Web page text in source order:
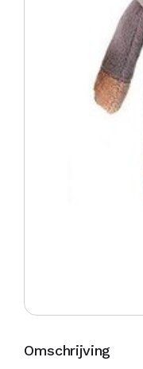
Omschrijving